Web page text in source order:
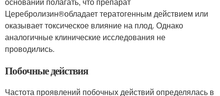
Церебролизин®обладает тератогенным действием или
оказывает токсическое влияние на плод. Однако
аналогичные клинические исследования не
проводились.
Побочные действия
Частота проявлений побочных действий определялась в